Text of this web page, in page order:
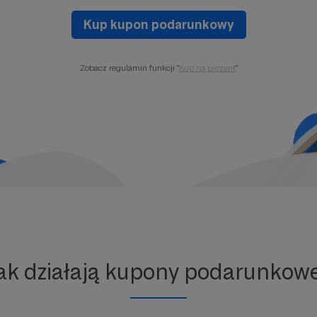
Kup kupon podarunkowy
Zobacz regulamin funkcji "Kup na prezent"
działają kupony